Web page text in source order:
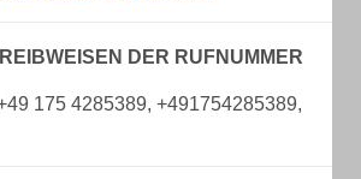
DER RUFNUMMER
175 4285389, +491754285389,